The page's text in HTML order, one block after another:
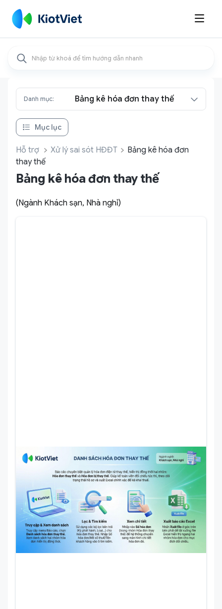

Danh mục: Bảng kê hóa đơn thay thế
Mục lục
Hỗ trợ Xử lý sai sót HĐĐT
Bảng kê hóa đơn
thay thế
Bảng kê hóa đơn thay thế
(Ngành Khách sạn, Nhà nghỉ)